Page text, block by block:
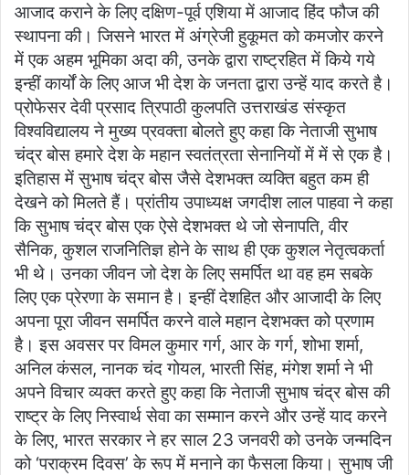
आजाद कराने के लिए दक्षिण-पूर्व एशिया में आजाद हिंद फौज की
स्थापना की। जिसने भारत में अंग्रेजी हुकूमत को कमजोर करने
में एक अहम भूमिका अदा की, उनके द्वारा राष्ट्रहित में किये गये
इन्हीं कार्यों के लिए आज भी देश के जनता द्वारा उन्हें याद करते है।
प्रोफेसर देवी प्रसाद त्रिपाठी कुलपति उत्तराखंड संस्कृत
विश्वविद्यालय ने मुख्य प्रवक्ता बोलते हुए कहा कि नेताजी सुभाष
चंद्र बोस हमारे देश के महान स्वतंत्रता सेनानियों में में से एक है।
इतिहास में सुभाष चंद्र बोस जैसे देशभक्त व्यक्ति बहुत कम ही
देखने को मिलते हैं। प्रांतीय उपाध्यक्ष जगदीश लाल पाहवा ने कहा
कि सुभाष चंद्र बोस एक ऐसे देशभक्त थे जो सेनापति, वीर
सैनिक, कुशल राजनितिज्ञ होने के साथ ही एक कुशल नेतृत्वकर्ता
भी थे। उनका जीवन जो देश के लिए समर्पित था वह हम सबके
लिए एक प्रेरणा के समान है। इन्हीं देशहित और आजादी के लिए
अपना पूरा जीवन समर्पित करने वाले महान देशभक्त को प्रणाम
है। इस अवसर पर विमल कुमार गर्ग, आर के गर्ग, शोभा शर्मा,
अनिल कंसल, नानक चंद गोयल, भारती सिंह, मंगेश शर्मा ने भी
अपने विचार व्यक्त करते हुए कहा कि नेताजी सुभाष चंद्र बोस की
राष्ट्र के लिए निस्वार्थ सेवा का सम्मान करने और उन्हें याद करने
के लिए, भारत सरकार ने हर साल 23 जनवरी को उनके जन्मदिन
को ‘पराक्रम दिवस’ के रूप में मनाने का फैसला किया। सुभाष जी